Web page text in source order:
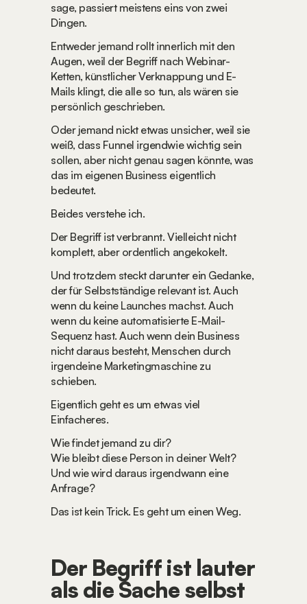
sage, passiert meistens eins von zwei
Dingen.
Entweder jemand rollt innerlich mit den
Augen, weil der Begriff nach Webinar-
Ketten, künstlicher Verknappung und E-
Mails klingt, die alle so tun, als wären sie
persönlich geschrieben.
Oder jemand nickt etwas unsicher, weil sie
weiß, dass Funnel irgendwie wichtig sein
sollen, aber nicht genau sagen könnte, was
das im eigenen Business eigentlich
bedeutet.
Beides verstehe ich.
Der Begriff ist verbrannt. Vielleicht nicht
komplett, aber ordentlich angekokelt.
Und trotzdem steckt darunter ein Gedanke,
der für Selbstständige relevant ist. Auch
wenn du keine Launches machst. Auch
wenn du keine automatisierte E-Mail-
Sequenz hast. Auch wenn dein Business
nicht daraus besteht, Menschen durch
irgendeine Marketingmaschine zu
schieben.
Eigentlich geht es um etwas viel
Einfacheres.
Wie findet jemand zu dir?
Wie bleibt diese Person in deiner Welt?
Und wie wird daraus irgendwann eine
Anfrage?
Das ist kein Trick. Es geht um einen Weg.
Der Begriff ist lauter
als die Sache selbst